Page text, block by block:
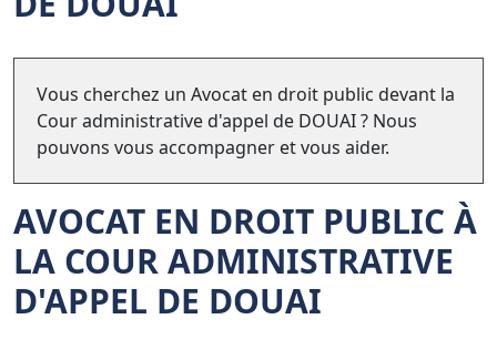
Vous cherchez un Avocat en droit public devant la
Cour administrative d'appel de DOUAI ? Nous
pouvons vous accompagner et vous aider.
AVOCAT EN DROIT PUBLIC À
LA COUR ADMINISTRATIVE
D'APPEL DE DOUAI